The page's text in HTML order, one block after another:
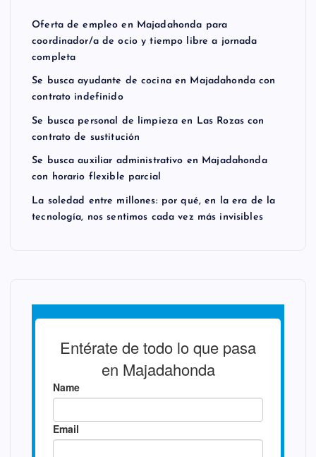
Oferta de empleo en Majadahonda para
coordinador/a de ocio y tiempo libre a jornada
completa
Se busca ayudante de cocina en Majadahonda con
contrato indefinido
Se busca personal de limpieza en Las Rozas con
contrato de sustitución
Se busca auxiliar administrativo en Majadahonda
con horario flexible parcial
La soledad entre millones: por qué, en la era de la
tecnología, nos sentimos cada vez más invisibles